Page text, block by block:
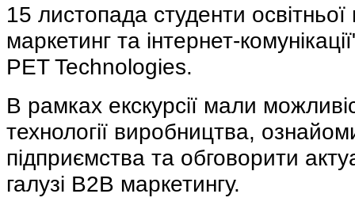
15 листопада студенти
маркетинг та інтернет-
PET Technologies.
В рамках екскурсії мали
технології виробництва,
підприємства та обговорити
галузі В2В маркетингу.